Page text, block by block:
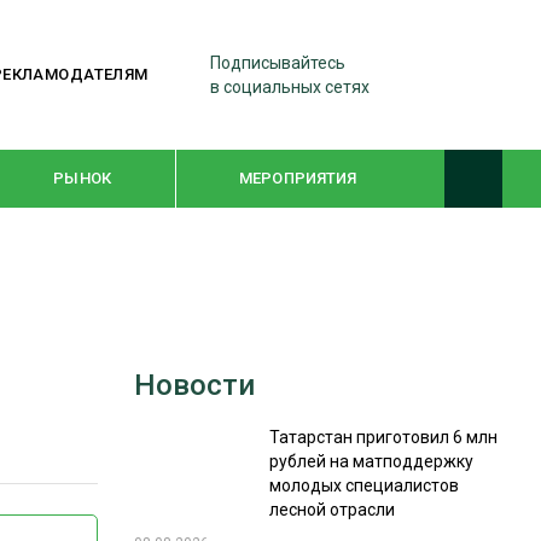
Подписывайтесь
в социальных сетях
РЫНОК МЕРОПРИЯТИЯ
WOODEX-2021
СУШКА ДРЕВЕСИНЫ
Новости
Татарстан приготовил 6 млн
рублей на матподдержку
молодых специалистов
лесной отрасли